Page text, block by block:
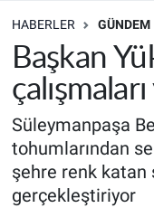
HABERLER GÜNDEM
Başkan
Süleymanpaşa
tohumlarından
şehre renk
gerçekleştiriyor